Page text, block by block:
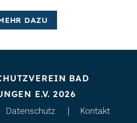
DAZU
BAD
E.V. 2026
Datenschutz
Kontakt